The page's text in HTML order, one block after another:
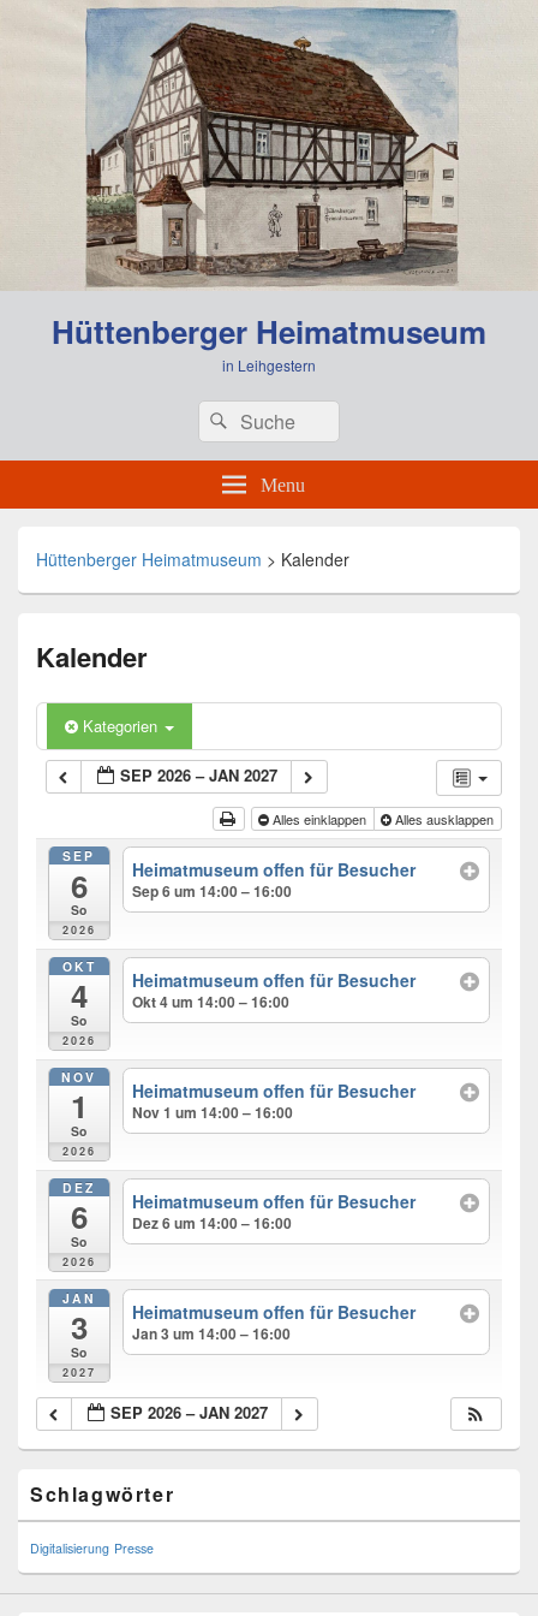
Hüttenberger Heimatmuseum
in Leihgestern
Search
for:
Search
Menu
Hüttenberger Heimatmuseum > Kalender
Kalender
Kategorien
SEP 2026 – JAN 2027
Alles einklappen Alles ausklappen
SEP
6
So
2026
Heimatmuseum offen für Besucher
Sep 6 um 14:00 – 16:00
OKT
4
So
2026
Heimatmuseum offen für Besucher
Okt 4 um 14:00 – 16:00
NOV
1
So
2026
Heimatmuseum offen für Besucher
Nov 1 um 14:00 – 16:00
DEZ
6
So
2026
Heimatmuseum offen für Besucher
Dez 6 um 14:00 – 16:00
JAN
3
So
2027
Heimatmuseum offen für Besucher
Jan 3 um 14:00 – 16:00
SEP 2026 – JAN 2027
Sidebar
Widget
Area
Schlagwörter
Digitalisierung Presse